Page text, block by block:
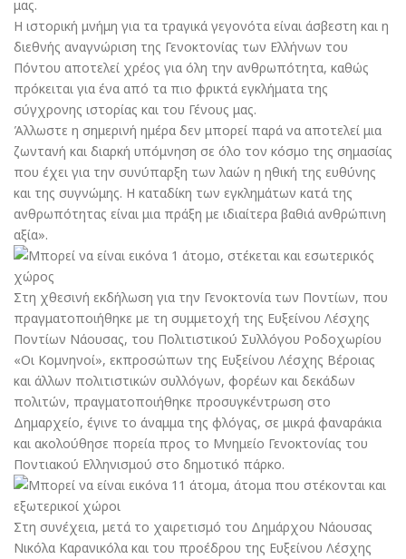
μας.
Η ιστορική μνήμη για τα τραγικά γεγονότα είναι άσβεστη και η
διεθνής αναγνώριση της Γενοκτονίας των Ελλήνων του
Πόντου αποτελεί χρέος για όλη την ανθρωπότητα, καθώς
πρόκειται για ένα από τα πιο φρικτά εγκλήματα της
σύγχρονης ιστορίας και του Γένους μας.
Άλλωστε η σημερινή ημέρα δεν μπορεί παρά να αποτελεί μια
ζωντανή και διαρκή υπόμνηση σε όλο τον κόσμο της σημασίας
που έχει για την συνύπαρξη των λαών η ηθική της ευθύνης
και της συγνώμης. Η καταδίκη των εγκλημάτων κατά της
ανθρωπότητας είναι μια πράξη με ιδιαίτερα βαθιά ανθρώπινη
αξία».
Στη χθεσινή εκδήλωση για την Γενοκτονία των Ποντίων, που
πραγματοποιήθηκε με τη συμμετοχή της Ευξείνου Λέσχης
Ποντίων Νάουσας, του Πολιτιστικού Συλλόγου Ροδοχωρίου
«Οι Κομνηνοί», εκπροσώπων της Ευξείνου Λέσχης Βέροιας
και άλλων πολιτιστικών συλλόγων, φορέων και δεκάδων
πολιτών, πραγματοποιήθηκε προσυγκέντρωση στο
Δημαρχείο, έγινε το άναμμα της φλόγας, σε μικρά φαναράκια
και ακολούθησε πορεία προς το Μνημείο Γενοκτονίας του
Ποντιακού Ελληνισμού στο δημοτικό πάρκο.
Στη συνέχεια, μετά το χαιρετισμό του Δημάρχου Νάουσας
Νικόλα Καρανικόλα και του προέδρου της Ευξείνου Λέσχης